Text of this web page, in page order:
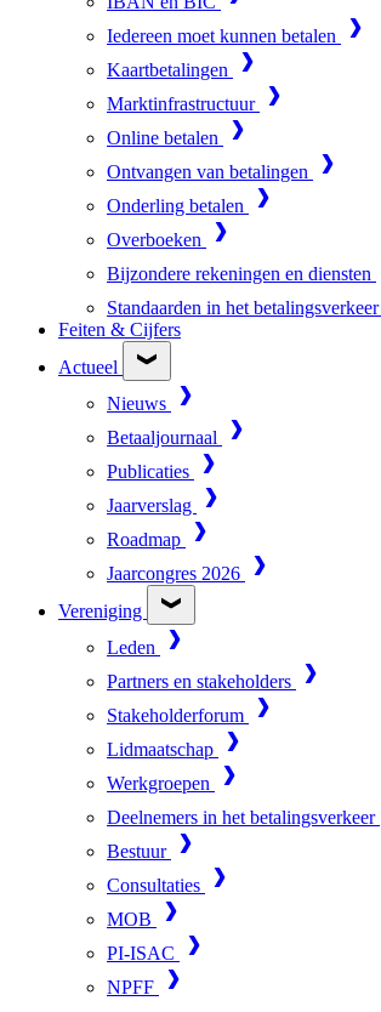
Iedereen moet kunnen betalen
Kaartbetalingen
Marktinfrastructuur
Online betalen
Ontvangen van betalingen
Onderling betalen
Overboeken
Bijzondere rekeningen en diensten
Standaarden in het betalingsverkeer
Feiten & Cijfers
Actueel
Nieuws
Betaaljournaal
Publicaties
Jaarverslag
Roadmap
Jaarcongres 2026
Vereniging
Leden
Partners en stakeholders
Stakeholderforum
Lidmaatschap
Werkgroepen
Deelnemers in het betalingsverkeer
Bestuur
Consultaties
MOB
PI-ISAC
NPFF